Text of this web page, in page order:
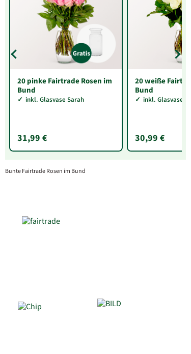
20 pinke Fairtrade Rosen im
Bund
inkl. Glasvase Sarah
31,99 €
20 weiße
Bund
inkl. Glasvase
30,99 €
Bunte Fairtrade Rosen im Bund